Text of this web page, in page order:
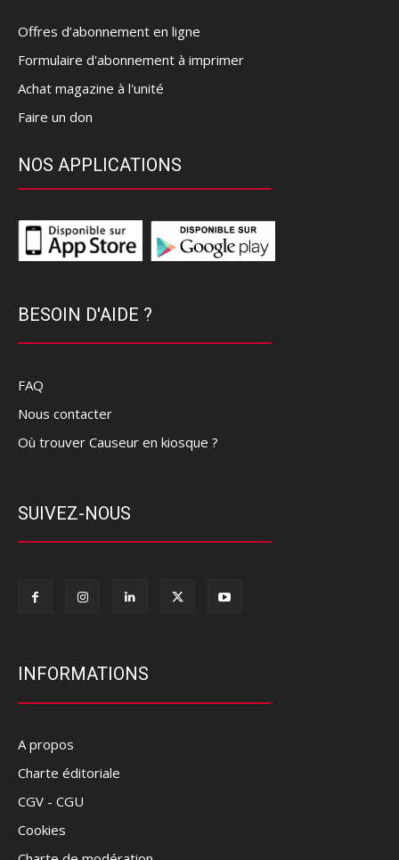
Offres d’abonnement en ligne
Formulaire d'abonnement à imprimer
Achat magazine à l'unité
Faire un don
NOS APPLICATIONS
BESOIN D'AIDE ?
FAQ
Nous contacter
Où trouver Causeur en kiosque ?
SUIVEZ-NOUS
INFORMATIONS
A propos
Charte éditoriale
CGV - CGU
Cookies